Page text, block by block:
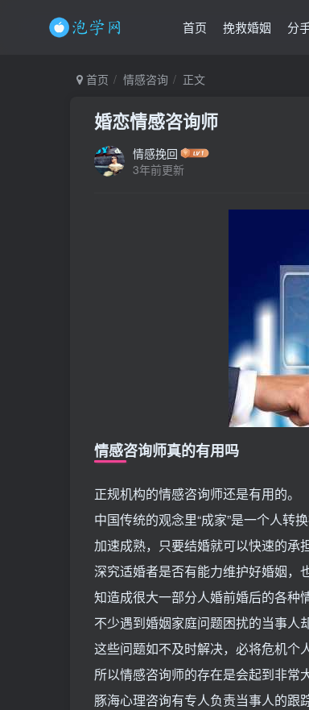
首页 挽救婚姻 分
首页 情感咨询 正文
婚恋情感咨询师
情感挽回
3年前更新
情感咨询师真的有用吗
正规机构的情感咨询师还是有用的。
中国传统的观念里“成家”是一个人转
加速成熟，只要结婚就可以快速的承
深究适婚者是否有能力维护好婚姻，
知造成很大一部分人婚前婚后的各种
不少遇到婚姻家庭问题困扰的当事人
这些问题如不及时解决，必将危机个
所以情感咨询师的存在是会起到非常
豚海心理咨询有专人负责当事人的跟